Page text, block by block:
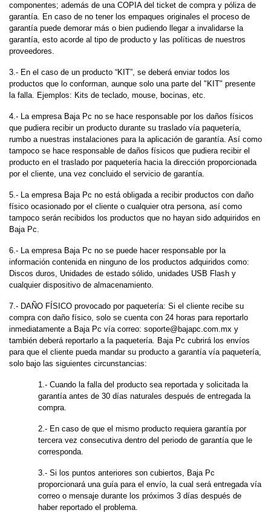
componentes; además de una COPIA del ticket de compra y póliza de
garantía. En caso de no tener los empaques originales el proceso de
garantía puede demorar más o bien pudiendo llegar a invalidarse la
garantía, esto acorde al tipo de producto y las políticas de nuestros
proveedores.
3.- En el caso de un producto “KIT”, se deberá enviar todos los
productos que lo conforman, aunque solo una parte del "KIT" presente
la falla. Ejemplos: Kits de teclado, mouse, bocinas, etc.
4.- La empresa Baja Pc no se hace responsable por los daños físicos
que pudiera recibir un producto durante su traslado vía paquetería,
rumbo a nuestras instalaciones para la aplicación de garantía. Así como
tampoco se hace responsable de daños físicos que pudiera recibir el
producto en el traslado por paquetería hacia la dirección proporcionada
por el cliente, una vez concluido el servicio de garantía.
5.- La empresa Baja Pc no está obligada a recibir productos con daño
físico ocasionado por el cliente o cualquier otra persona, así como
tampoco serán recibidos los productos que no hayan sido adquiridos en
Baja Pc.
6.- La empresa Baja Pc no se puede hacer responsable por la
información contenida en ninguno de los productos adquiridos como:
Discos duros, Unidades de estado sólido, unidades USB Flash y
cualquier dispositivo de almacenamiento.
7.- DAÑO FÍSICO provocado por paquetería: Si el cliente recibe su
compra con daño físico, solo se cuenta con 24 horas para reportarlo
inmediatamente a Baja Pc vía correo: soporte@bajapc.com.mx y
también deberá reportarlo a la paquetería. Baja Pc cubrirá los envíos
para que el cliente pueda mandar su producto a garantía vía paquetería,
solo bajo las siguientes circunstancias:
1.- Cuando la falla del producto sea reportada y solicitada la
garantía antes de 30 días naturales después de entregada la
compra.
2.- En caso de que el mismo producto requiera garantía por
tercera vez consecutiva dentro del periodo de garantía que le
corresponda.
3.- Si los puntos anteriores son cubiertos, Baja Pc
proporcionará una guía para el envío, la cual será entregada vía
correo o mensaje durante los próximos 3 días después de
haber reportado el problema.